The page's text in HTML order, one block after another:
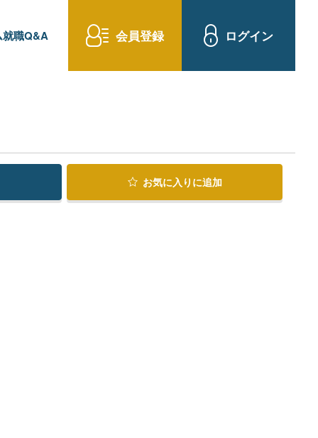
就職Q&A 会員登録 ログイン
お気に入り に追加